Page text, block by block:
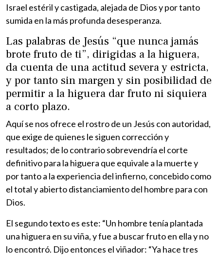
Israel estéril y castigada, alejada de Dios y por tanto
sumida en la más profunda desesperanza.
Las palabras de Jesús “que nunca jamás
brote fruto de ti”, dirigidas a la higuera,
da cuenta de una actitud severa y estricta,
y por tanto sin margen y sin posibilidad de
permitir a la higuera dar fruto ni siquiera
a corto plazo.
Aquí se nos ofrece el rostro de un Jesús con autoridad,
que exige de quienes le siguen corrección y
resultados; de lo contrario sobrevendría el corte
definitivo para la higuera que equivale a la muerte y
por tanto a la experiencia del infierno, concebido como
el total y abierto distanciamiento del hombre para con
Dios.
El segundo texto es este: “Un hombre tenía plantada
una higuera en su viña, y fue a buscar fruto en ella y no
lo encontró. Dijo entonces el viñador: “Ya hace tres